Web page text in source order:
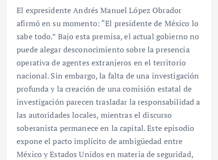
El expresidente Andrés Manuel López Obrador
afirmó en su momento: “El presidente de México lo
sabe todo.” Bajo esta premisa, el actual gobierno no
puede alegar desconocimiento sobre la presencia
operativa de agentes extranjeros en el territorio
nacional. Sin embargo, la falta de una investigación
profunda y la creación de una comisión estatal de
investigación parecen trasladar la responsabilidad a
las autoridades locales, mientras el discurso
soberanista permanece en la capital. Este episodio
expone el pacto implícito de ambigüedad entre
México y Estados Unidos en materia de seguridad,